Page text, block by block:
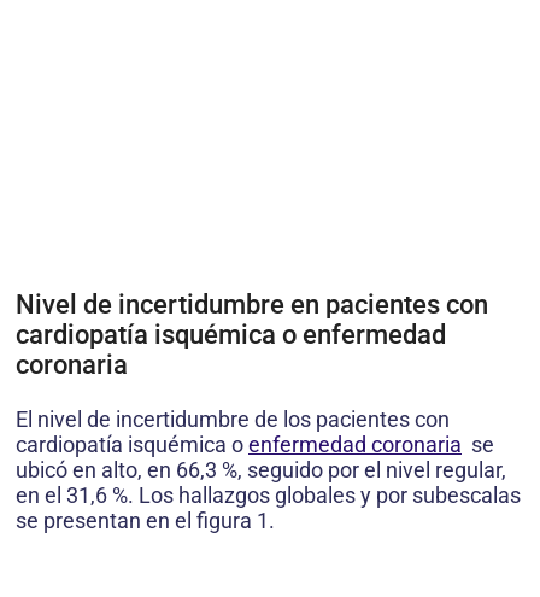
Nivel de incertidumbre en pacientes con
cardiopatía isquémica o enfermedad
coronaria
El nivel de incertidumbre de los pacientes con
cardiopatía isquémica oenfermedad coronaria se
ubicó en alto, en 66,3 %, seguido por el nivel regular,
en el 31,6 %. Los hallazgos globales y por subescalas
se presentan en el figura 1.